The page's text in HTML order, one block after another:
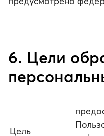
6. Цели
Цель